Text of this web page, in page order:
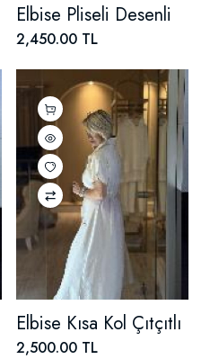
Elbise Pliseli Desenli
2,450.00 TL
Elbise Kısa Kol Çıtçıtlı
2,500.00 TL